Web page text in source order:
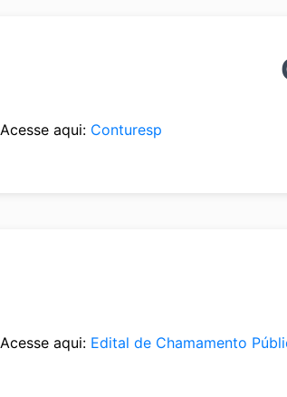
Acesse aqui: Conturesp
Acesse aqui: Edital de Chamamento